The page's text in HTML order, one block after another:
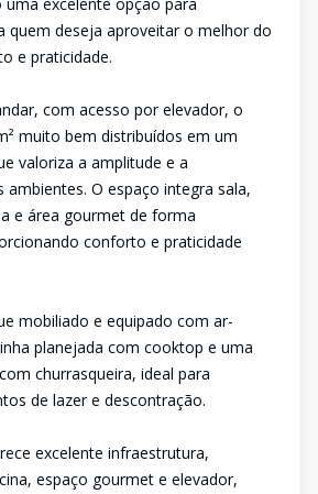
quem deseja aproveitar o melhor do
e praticidade.
com acesso por elevador, o
muito bem distribuídos em um
valoriza a amplitude e a
ambientes. O espaço integra sala,
e área gourmet de forma
conforto e praticidade
mobiliado e equipado com ar-
planejada com cooktop e uma
churrasqueira, ideal para
de lazer e descontração.
excelente infraestrutura,
espaço gourmet e elevador,